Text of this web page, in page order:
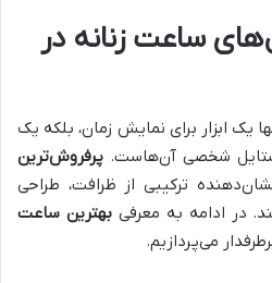
ساعت زنانه در
یک ابزار برای نمایش زمان، بلکه یک
شخصی آن‌هاست. پرفروش‌ترین
ترکیبی از ظرافت، طراحی
در ادامه به معرفیبهترین ساعت
می‌پردازیم.